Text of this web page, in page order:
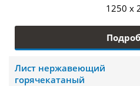
1250 x
Лист нержавеющий
горячекатаный